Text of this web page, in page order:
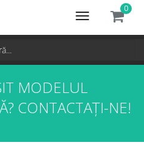
Toggle
navigation
0
MODELUL
CONTACTAȚI-NE!